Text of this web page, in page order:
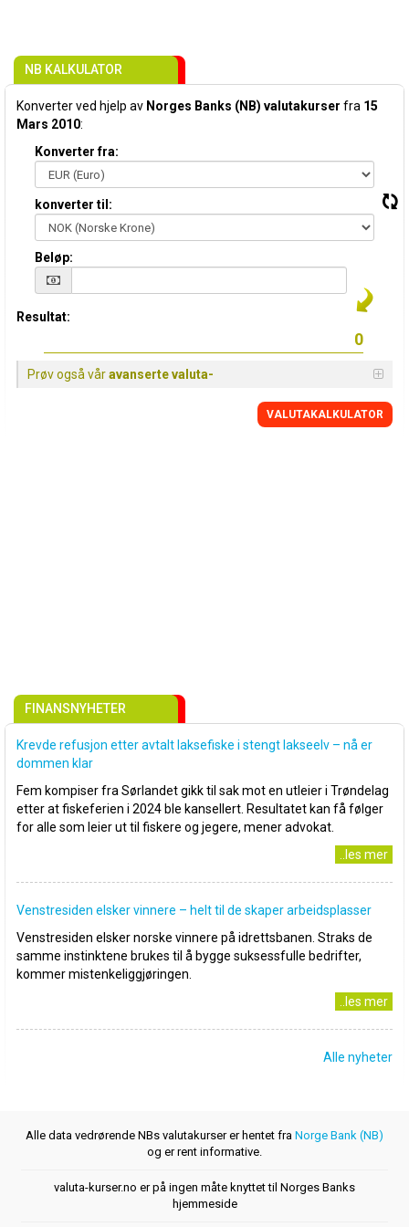
NB KALKULATOR
Konverter ved hjelp av Norges Banks (NB) valutakurser fra 15
Mars 2010:
Konverter fra:
konverter til:
Beløp:
Resultat:
Prøv også våravanserte valuta-
VALUTAKALKULATOR
FINANSNYHETER
Krevde refusjon etter avtalt laksefiske i stengt lakseelv – nå er
dommen klar
Fem kompiser fra Sørlandet gikk til sak mot en utleier i Trøndelag
etter at fiskeferien i 2024 ble kansellert. Resultatet kan få følger
for alle som leier ut til fiskere og jegere, mener advokat.
..les mer
Venstresiden elsker vinnere – helt til de skaper arbeidsplasser
Venstresiden elsker norske vinnere på idrettsbanen. Straks de
samme instinktene brukes til å bygge suksessfulle bedrifter,
kommer mistenkeliggjøringen.
..les mer
Alle nyheter
Alle data vedrørende NBs valutakurser er hentet fra Norge Bank (NB)
og er rent informative.
valuta-kurser.no er på ingen måte knyttet til Norges Banks
hjemmeside